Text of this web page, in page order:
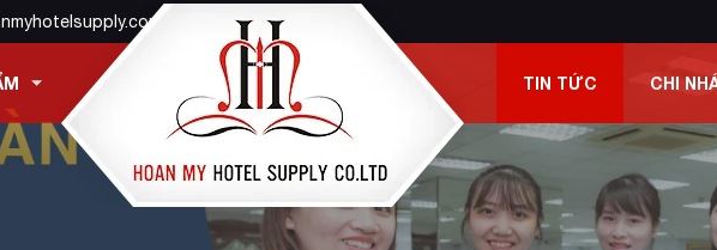
TIN TỨC CHI